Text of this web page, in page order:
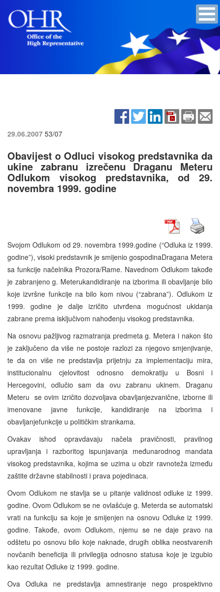
29.06.2007 53/07
Obavijest o Odluci visokog predstavnika da
ukine zabranu izrečenu Draganu Meteru
Odlukom visokog predstavnika, od 29.
novembra 1999. godine
Svojom Odlukom od 29. novembra 1999.godine (“Odluka iz 1999.
godine”), visoki predstavnik je smijenio gospodinaDragana Metera
sa funkcije načelnika Prozora/Rame. Navednom Odlukom takođe
je zabranjeno g. Meterukandidiranje na izborima ili obavljanje bilo
koje izvršne funkcije na bilo kom nivou (“zabrana”). Odlukom iz
1999. godine je dalje izričito utvrđena mogućnost ukidanja
zabrane prema isključivom nahođenju visokog predstavnika.
Na osnovu pažljivog razmatranja predmeta g. Metera i nakon što
je zaključeno da više ne postoje razlozi za njegovo smjenjivanje,
te da on više ne predstavlja prijetnju za implementaciju mira,
institucionalnu cjelovitost odnosno demokratiju u Bosni i
Hercegovini, odlučio sam da ovu zabranu ukinem. Draganu
Meteru se ovim izričito dozvoljava obavljanjezvanične, izborne ili
imenovane javne funkcije, kandidiranje na izborima i
obavljanjefunkcije u političkim strankama.
Ovakav ishod opravdavaju načela pravičnosti, pravilnog
upravljanja i razboritog ispunjavanja međunarodnog mandata
visokog predstavnika, kojima se uzima u obzir ravnoteža između
zaštite državne stabilnosti i prava pojedinaca.
Ovom Odlukom ne stavlja se u pitanje validnost odluke iz 1999.
godine. Ovom Odlukom se ne ovlašćuje g. Meterda se automatski
vrati na funkciju sa koje je smijenjen na osnovu Odluke iz 1999.
godine. Takođe, ovom Odlukom, njemu se ne daje pravo na
odštetu po osnovu bilo koje naknade, drugih oblika neostvarenih
novčanih beneficija ili privilegija odnosno statusa koje je izgubio
kao rezultat Odluke iz 1999. godine.
Ova Odluka ne predstavlja amnestiranje nego prospektivno